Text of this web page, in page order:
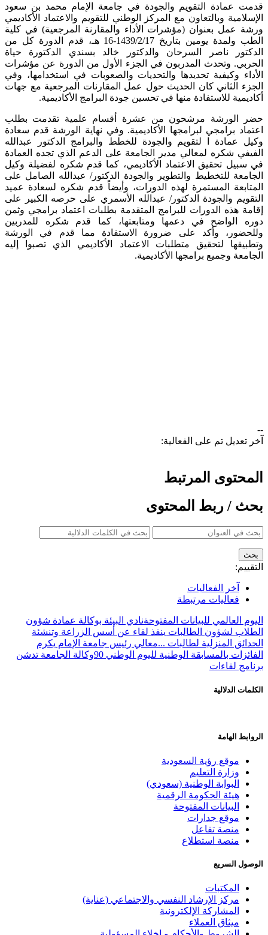
قدمت عمادة التقويم والجودة في جامعة الإمام محمد بن سعود
الإسلامية وبالتعاون مع المركز الوطني للتقويم والاعتماد الأكاديمي
ورشة عمل بعنوان (مؤشرات الأداء والمقارنة المرجعية) في كلية
الطب ولمدة يومين بتاريخ 1439/2/17-16 هـ، قدم الدورة كل من
الدكتور ناصر السرحان والدكتور خالد بسندي الدكتورة حياة
الحربي. وتحدث المدربون في الجزء الأول من الدورة عن مؤشرات
الأداء وكيفية تحديدها والتحديات والصعوبات في استخدامها، وفي
الجزء الثاني كان الحديث حول عمل المقارنات المرجعية مع جهات
أكاديمية للاستفادة منها في تحسين جودة البرامج الأكاديمية.
حضر الورشة مرشحون من عشرة أقسام علمية تقدمت بطلب
اعتماد برامجي لبرامجها الأكاديمية. وفي نهاية الورشة قدم سعادة
وكيل عمادة ا لتقويم والجودة للخطط والبرامج الدكتور عبدالله
الفيفي شكره لمعالي مدير الجامعة على الدعم الذي تجده العمادة
في سبيل تحقيق الاعتماد الأكاديمي، كما قدم شكره لفضيلة وكيل
الجامعة للتخطيط والتطوير والجودة الدكتور/ عبدالله الصامل على
المتابعة المستمرة لهذه الدورات، وأيضاً قدم شكره لسعادة عميد
التقويم والجودة الدكتور/ عبدالله الأسمري على حرصه الكبير على
إقامة هذه الدورات للبرامج المتقدمة بطلبات اعتماد برامجي وثمن
دوره الواضح في دعمها ومتابعتها، كما قدم شكره للمدربين
وللحضور، وأكد على ضرورة الاستفادة مما قدم في الورشة
وتطبيقها لتحقيق متطلبات الاعتماد الأكاديمي الذي تصبوا إليه
الجامعة وجميع برامجها الأكاديمية.​
--
آخر تعديل تم على الفعالية:
المحتوى المرتبط
بحث / ربط المحتوى
التقييم:
آخر الفعاليات
فعاليات مرتبطة
اليوم العالمي للبيانات المفتوحةنادي البيئة بوكالة عمادة شؤون
الطلاب لشؤون الطالبات ينفذ لقاء عن أسس الزراعة وتنشئة
الحدائق المنزلية لطالبات ...معالي رئيس جامعة الإمام يكرم
الفائزات بالمسابقة الوطنية لليوم الوطني 90
وكالة الجامعة تدشن
برنامج لقاءات
الكلمات الدلالية
الروابط الهامة
موقع رؤية السعودية
وزارة التعليم
البوابة الوطنية (سعودي)
هيئة الحكومة الرقمية
البيانات المفتوحة
موقع جدارات
منصة تفاعل
منصة استطلاع
الوصول السريع
المكتبات
مركز الإرشاد النفسي والاجتماعي (عناية)
المشاركة الإلكترونية
ميثاق العملاء